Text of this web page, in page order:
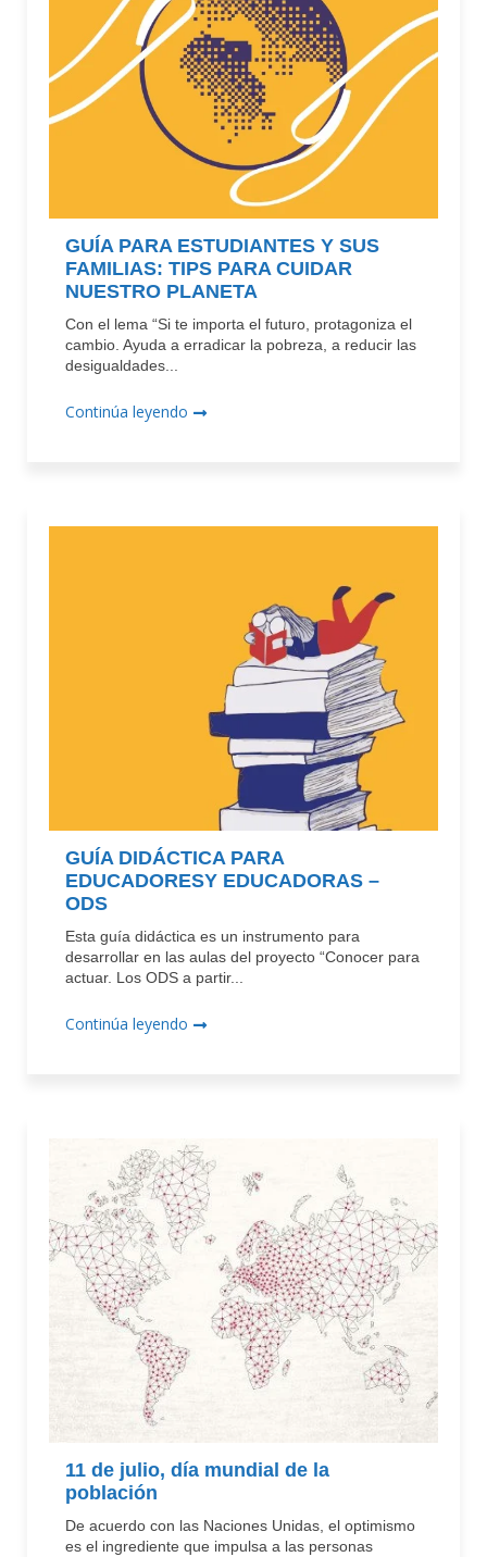
GUÍA PARA ESTUDIANTES Y SUS
FAMILIAS: TIPS PARA CUIDAR
NUESTRO PLANETA
Con el lema “Si te importa el futuro, protagoniza el
cambio. Ayuda a erradicar la pobreza, a reducir las
desigualdades...
Continúa leyendo
GUÍA DIDÁCTICA PARA
EDUCADORESY EDUCADORAS –
ODS
Esta guía didáctica es un instrumento para
desarrollar en las aulas del proyecto “Conocer para
actuar. Los ODS a partir...
Continúa leyendo
11 de julio, día mundial de la
población
De acuerdo con las Naciones Unidas, el optimismo
es el ingrediente que impulsa a las personas